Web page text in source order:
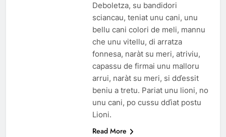
Deboletza, su bandidori
sciancau, teniat unu cani, unu
bellu cani colori de meli, mannu
che unu vitellu, di arratza
fonnesa, naràt su meri, atriviu,
capassu de firmai unu malloru
arrui, naràt su meri, si dďessit
beniu a tretu. Pariat unu lioni, no
unu cani, po cussu dďiat postu
Lioni.
Read More